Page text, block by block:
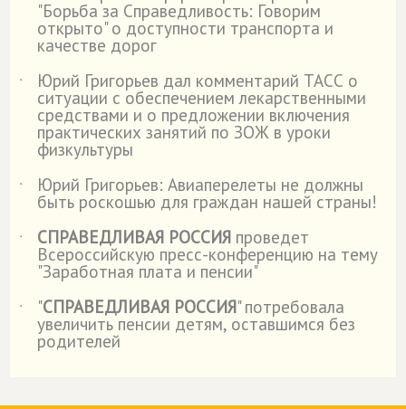
"Борьба за Справедливость: Говорим
открыто" о доступности транспорта и
качестве дорог
˙
Юрий Григорьев дал комментарий ТАСС о
ситуации с обеспечением лекарственными
средствами и о предложении включения
практических занятий по ЗОЖ в уроки
физкультуры
˙
Юрий Григорьев: Авиаперелеты не должны
быть роскошью для граждан нашей страны!
˙
СПРАВЕДЛИВАЯ РОССИЯ проведет
Всероссийскую пресс-конференцию на тему
"Заработная плата и пенсии"
˙
"СПРАВЕДЛИВАЯ РОССИЯ" потребовала
увеличить пенсии детям, оставшимся без
родителей